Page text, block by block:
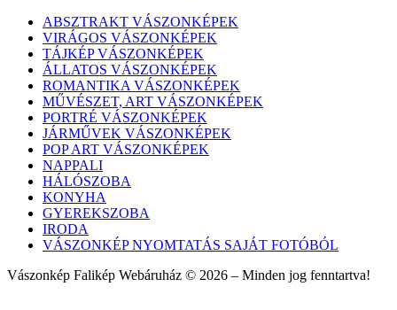
ABSZTRAKT VÁSZONKÉPEK
VIRÁGOS VÁSZONKÉPEK
TÁJKÉP VÁSZONKÉPEK
ÁLLATOS VÁSZONKÉPEK
ROMANTIKA VÁSZONKÉPEK
MŰVÉSZET, ART VÁSZONKÉPEK
PORTRÉ VÁSZONKÉPEK
JÁRMŰVEK VÁSZONKÉPEK
POP ART VÁSZONKÉPEK
NAPPALI
HÁLÓSZOBA
KONYHA
GYEREKSZOBA
IRODA
VÁSZONKÉP NYOMTATÁS SAJÁT FOTÓBÓL
Vászonkép Falikép Webáruház © 2026 – Minden jog fenntartva!